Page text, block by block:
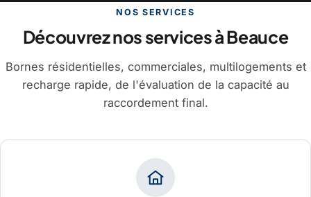
NOS SERVICES
Découvrez nos services à Beauce
Bornes résidentielles, commerciales, multilogements et
recharge rapide, de l'évaluation de la capacité au
raccordement final.